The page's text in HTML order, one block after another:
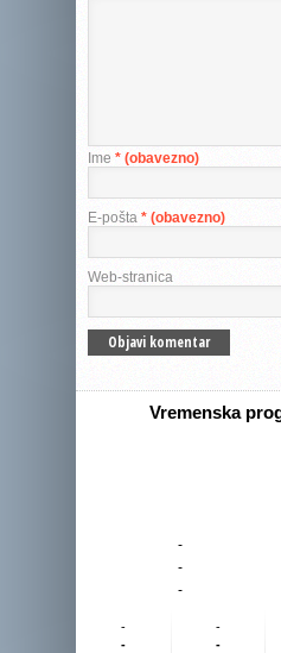
Ime * (obavezno)
E-pošta * (obavezno)
Web-stranica
Vremenska
-
-
-
-
-
-
-